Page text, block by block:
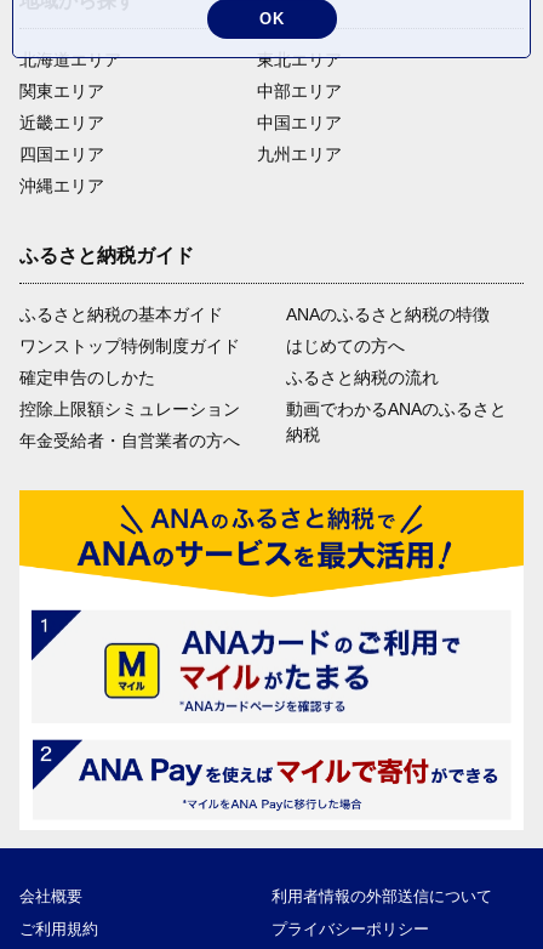
北海道エリア
関東エリア
近畿エリア
四国エリア
沖縄エリア
東北エリア
中部エリア
中国エリア
九州エリア
ふるさと納税ガイド
ふるさと納税の基本ガイド
ワンストップ特例制度ガイド
確定申告のしかた
控除上限額シミュレーション
年金受給者・自営業者の方へ
ANAのふるさと納税の特徴
はじめての方へ
ふるさと納税の流れ
動画でわかるANAのふるさと
納税
会社概要
利用者情報の外部送信について
ご利用規約
プライバシーポリシー
OK